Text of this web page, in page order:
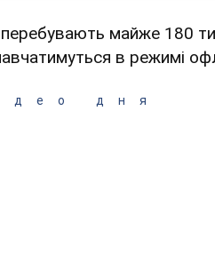
перебувають майже 180
в режимі
дня